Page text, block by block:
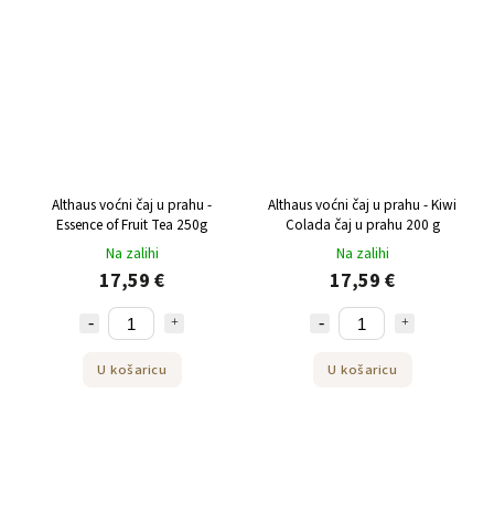
Althaus voćni čaj u prahu -
Essence of Fruit Tea 250g
Na zalihi
17,59 €
U košaricu
Althaus voćni čaj u prahu - Kiwi
Colada čaj u prahu 200 g
Na zalihi
17,59 €
U košaricu